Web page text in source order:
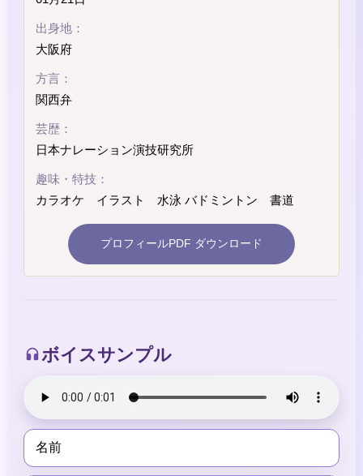
出身地：
大阪府
方言：
関西弁
芸歴：
日本ナレーション演技研究所
趣味・特技：
カラオケ イラスト 水泳 バドミントン 書道
プロフィールPDF ダウンロード
ボイスサンプル
名前